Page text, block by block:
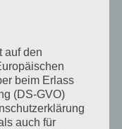
auf den
beim Erlass
(DS-GVO)
auch für